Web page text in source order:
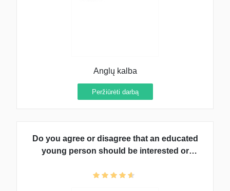
Anglų kalba
Peržiūrėti darbą
Do you agree or disagree that an educated
young person should be interested or